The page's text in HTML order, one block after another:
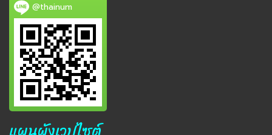
@thainum